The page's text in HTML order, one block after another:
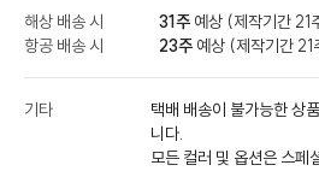
해상 배송 시 31주 예상 (제작기간
항공 배송 시
23주 예상 (제작기간 21
기타
택배 배송이 불가능한 상
니다.
모든 컬러 및 옵션은 스페